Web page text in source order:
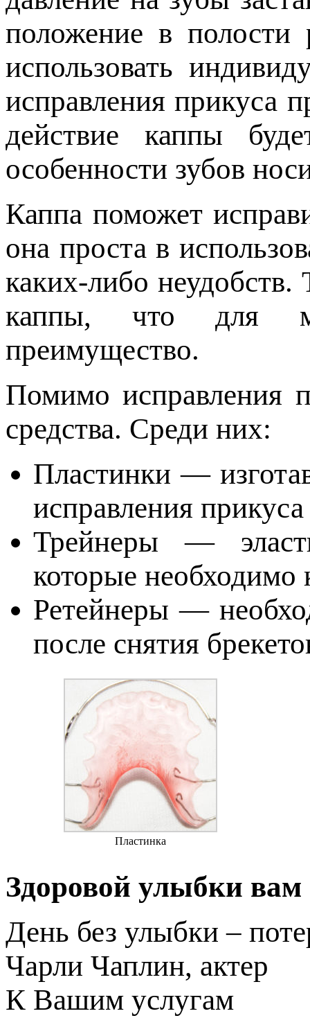
положение в полости
использовать
исправления прикуса
действие каппы
особенности зубов
Каппа поможет
она проста в
каких-либо неудобств.
каппы, что для
преимущество.
Помимо исправления
средства. Среди них:
Пластинки —
исправления
Трейнеры —
которые необходимо
Ретейнеры —
после снятия
Пластинка
Здоровой улыбки
День без улыбки –
Чарли Чаплин, актер
К Вашим услугам